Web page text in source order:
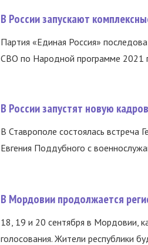
В России запускают
Партия «Единая Россия»
СВО по Народной программе 2021
В России запустят новую
В Ставрополе состоялась встреча
Евгения Поддубного с
В Мордовии продолжается
18, 19 и 20 сентября в Мордовии,
голосования. Жители республики